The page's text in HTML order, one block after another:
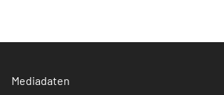
Mediadaten